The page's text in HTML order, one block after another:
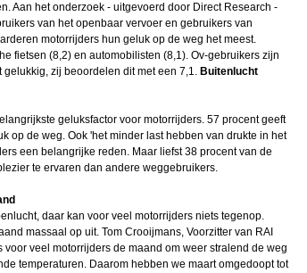
Aan het onderzoek - uitgevoerd door Direct Research -
van het openbaar vervoer en gebruikers van
motorrijders hun geluk op de weg het meest.
fietsen (8,2) en automobilisten (8,1). Ov-gebruikers zijn
zij beoordelen dit met een 7,1. Buitenlucht
geluksfactor voor motorrijders. 57 procent geeft
op de weg. Ook 'het minder last hebben van drukte in het
een belangrijke reden. Maar liefst 38 procent van de
te ervaren dan andere weggebruikers.
daar kan voor veel motorrijders niets tegenop.
massaal op uit. Tom Crooijmans, Voorzitter van RAI
veel motorrijders de maand om weer stralend de weg
temperaturen. Daarom hebben we maart omgedoopt tot